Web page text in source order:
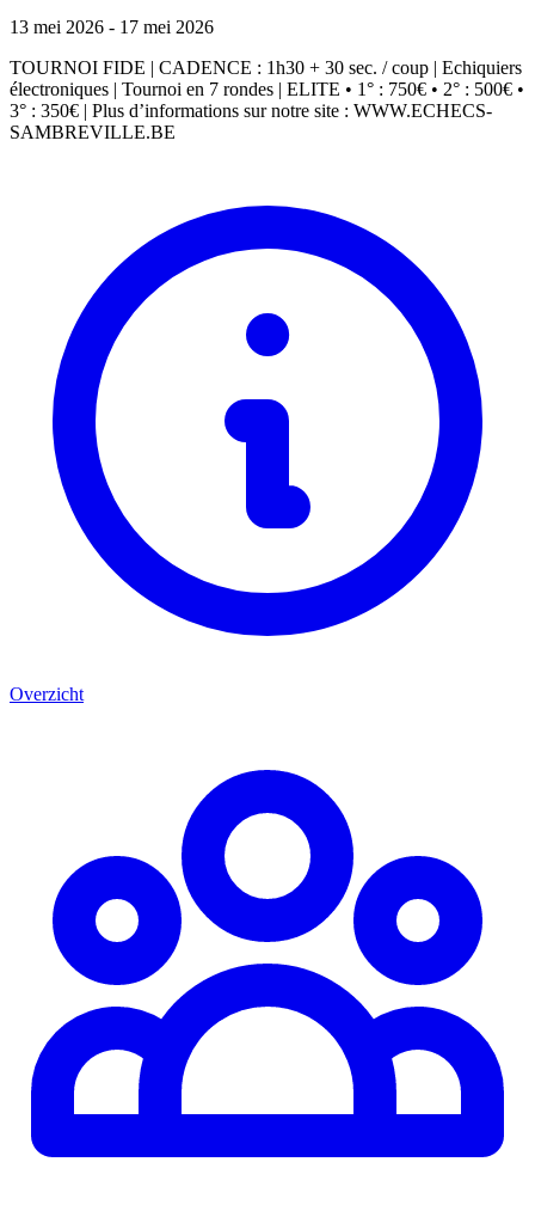
13 mei 2026 - 17 mei 2026
TOURNOI FIDE | CADENCE : 1h30 + 30 sec. / coup | Echiquiers
électroniques | Tournoi en 7 rondes | ELITE • 1° : 750€ • 2° : 500€ •
3° : 350€ | Plus d’informations sur notre site : WWW.ECHECS-
SAMBREVILLE.BE
Overzicht